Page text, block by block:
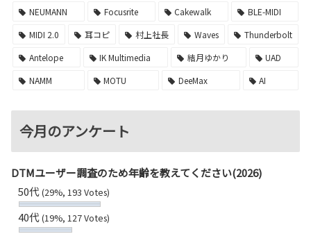
NEUMANN
Focusrite Cakewalk
BLE-MIDI
MIDI 2.0
耳コピ 村上社長 Waves
Thunderbolt
Antelope
IK Multimedia 結月ゆかり
UAD
NAMM
MOTU DeeMax AI
今月のアンケート
DTMユーザー調査のため年齢を教えてください(2026)
50代(29%, 193 Votes)
40代(19%, 127 Votes)